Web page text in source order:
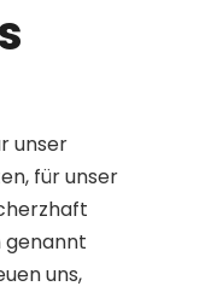
unser
für unser
genannt
uns,